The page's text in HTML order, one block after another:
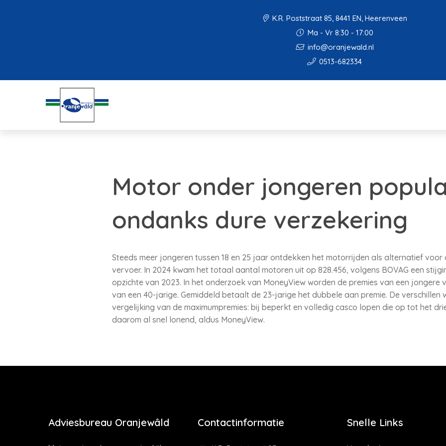
K.R. Poststraat 85, 8441 EN, Heerenveen
Ma - Vr 8:30 - 17:00
info@oranjewald.nl
0513-682334
Motor onder jongeren
ondanks dure verzekering
Steeds meer jongeren tussen 18 en 25 jaar ontdekken het motorrijden als alternatief
vervoer. In 2024 kwam het totaal aantal motoren uit op 828.456, volgens BOVAG een
opzichte van 2023. In het onderzoek van MoneyView worden de premies van een jongere
van een 40-jarige. Gemiddeld betaalt de 23-jarige het dubbele aan premie. De verschillen
vergelijking van de maximumpremies: bij beperkt en volledig casco lopen die op tot het
daarom al snel lonend, aldus MoneyView.
Adviesbureau Oranjewâld Contactinformatie Snelle Links